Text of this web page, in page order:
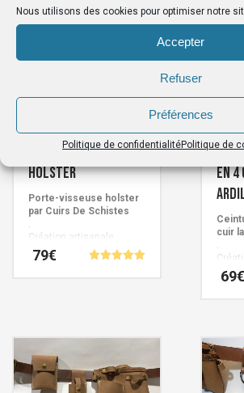
Nous utilisons des cookies pour optimiser notre
Accepter
Refuser
Préférences
Politique de confidentialitéPolitique de
Porte-visseuse
holster
Porte-visseuse holster
par Cuirs De Schistes
.
Création artisanale
Française signée Cuirs de
Schistes.
79€
variations.
Les
en 4
cuir
.
69€
a